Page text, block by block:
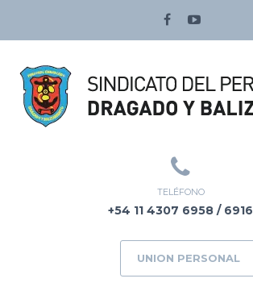
TELÉFONO
+54 11 4307 6958 / 6916
UNION PERSONAL